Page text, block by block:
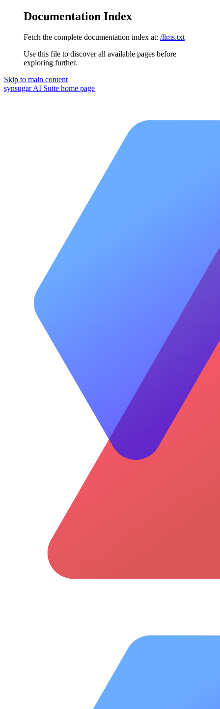
Documentation Index
Fetch the complete documentation index at: /llms.txt
Use this file to discover all available pages before
exploring further.
Skip to main content
synsugar AI Suite home page